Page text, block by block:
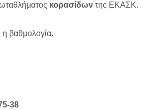
κορασίδων της ΕΚΑΣΚ.
η βαθμολογία.
38